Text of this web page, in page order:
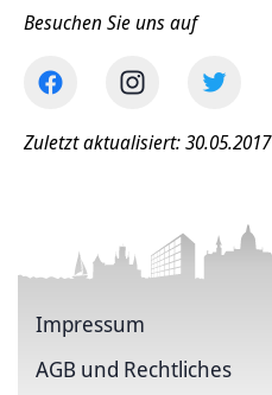
Besuchen Sie uns auf
Zuletzt aktualisiert: 30.05.2017
Impressum
AGB und Rechtliches